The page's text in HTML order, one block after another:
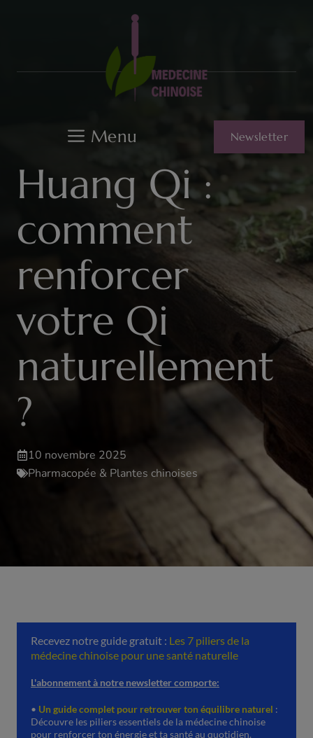
Menu Newsletter
Huang Qi :
comment
renforcer
votre Qi
naturellement
?
10 novembre 2025
Pharmacopée & Plantes chinoises